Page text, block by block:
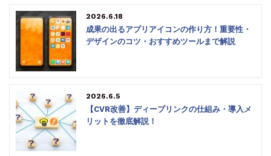
2026.6.18
成果の出るアプリアイコンの作り方！重要性・
デザインのコツ・おすすめツールまで解説
2026.6.5
【CVR改善】ディープリンクの仕組み・導入メ
リットを徹底解説！